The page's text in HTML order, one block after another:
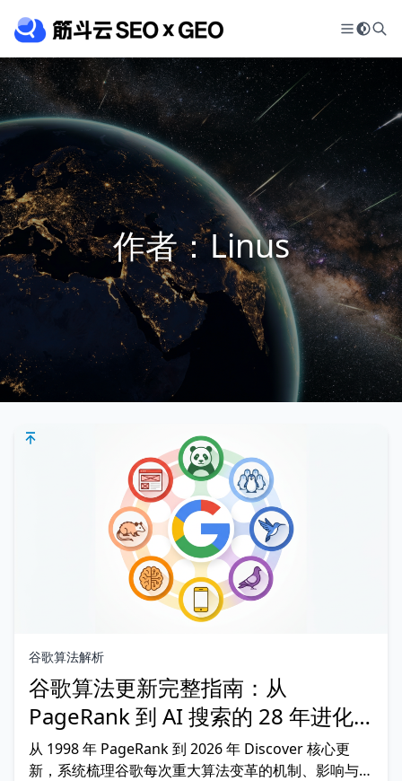
作者：Linus
谷歌算法解析
谷歌算法更新完整指南：从
PageRank 到 AI 搜索的 28 年进化
史
从 1998 年 PageRank 到 2026 年 Discover 核心更
新，系统梳理谷歌每次重大算法变革的机制、影响与应